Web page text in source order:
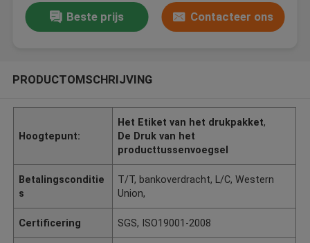
Beste prijs Contacteer ons
PRODUCTOMSCHRIJVING
Hoogtepunt:
Het Etiket van het drukpakket,
De Druk van het
producttussenvoegsel
Betalingsconditie
s
T/T, bankoverdracht, L/C, Western
Union,
Certificering SGS, ISO19001-2008